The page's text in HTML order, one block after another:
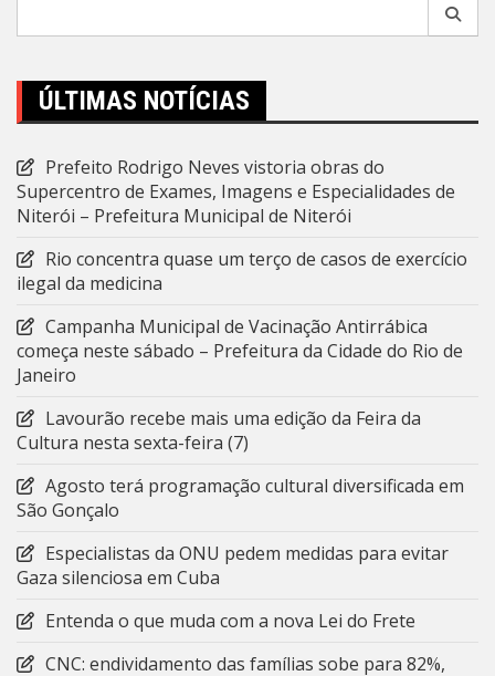
ÚLTIMAS NOTÍCIAS
Prefeito Rodrigo Neves vistoria obras do
Supercentro de Exames, Imagens e Especialidades de
Niterói – Prefeitura Municipal de Niterói
Rio concentra quase um terço de casos de exercício
ilegal da medicina
Campanha Municipal de Vacinação Antirrábica
começa neste sábado – Prefeitura da Cidade do Rio de
Janeiro
Lavourão recebe mais uma edição da Feira da
Cultura nesta sexta-feira (7)
Agosto terá programação cultural diversificada em
São Gonçalo
Especialistas da ONU pedem medidas para evitar
Gaza silenciosa em Cuba
Entenda o que muda com a nova Lei do Frete
CNC: endividamento das famílias sobe para 82%,